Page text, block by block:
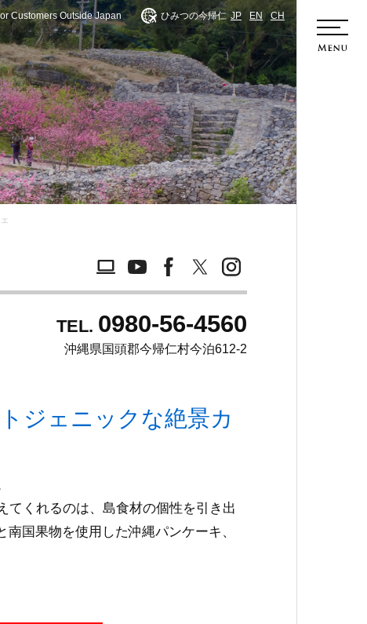
Customers Outside Japan ひみつの今帰仁 JP EN CH
TEL. 0980-56-4560
沖縄県国頭郡今帰仁村今泊612-2
ジェニックな絶景カ
てくれるのは、島食材の個性を引き出
国果物を使用した沖縄パンケーキ、